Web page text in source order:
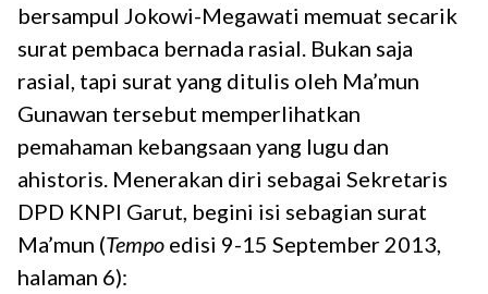
bersampul Jokowi-Megawati memuat secarik
surat pembaca bernada rasial. Bukan saja
rasial, tapi surat yang ditulis oleh Ma’mun
Gunawan tersebut memperlihatkan
pemahaman kebangsaan yang lugu dan
ahistoris. Menerakan diri sebagai Sekretaris
DPD KNPI Garut, begini isi sebagian surat
Ma’mun (Tempo edisi 9-15 September 2013,
halaman 6):